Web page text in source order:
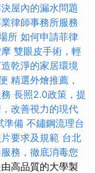
屋內的漏水問題
律師事務所服務
所 如何申請菲律
雙眼皮手術，輕
乾淨的家居環境
精選外燴推薦，
長照2.0政策，提
改善視力的現代
準備 不鏽鋼流理台
要求及規範 台北
務，徹底消毒您
高品質的大學製